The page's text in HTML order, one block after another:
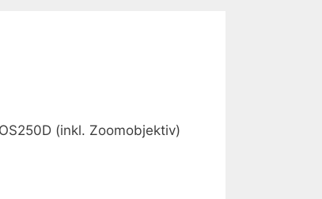
(inkl. Zoomobjektiv)